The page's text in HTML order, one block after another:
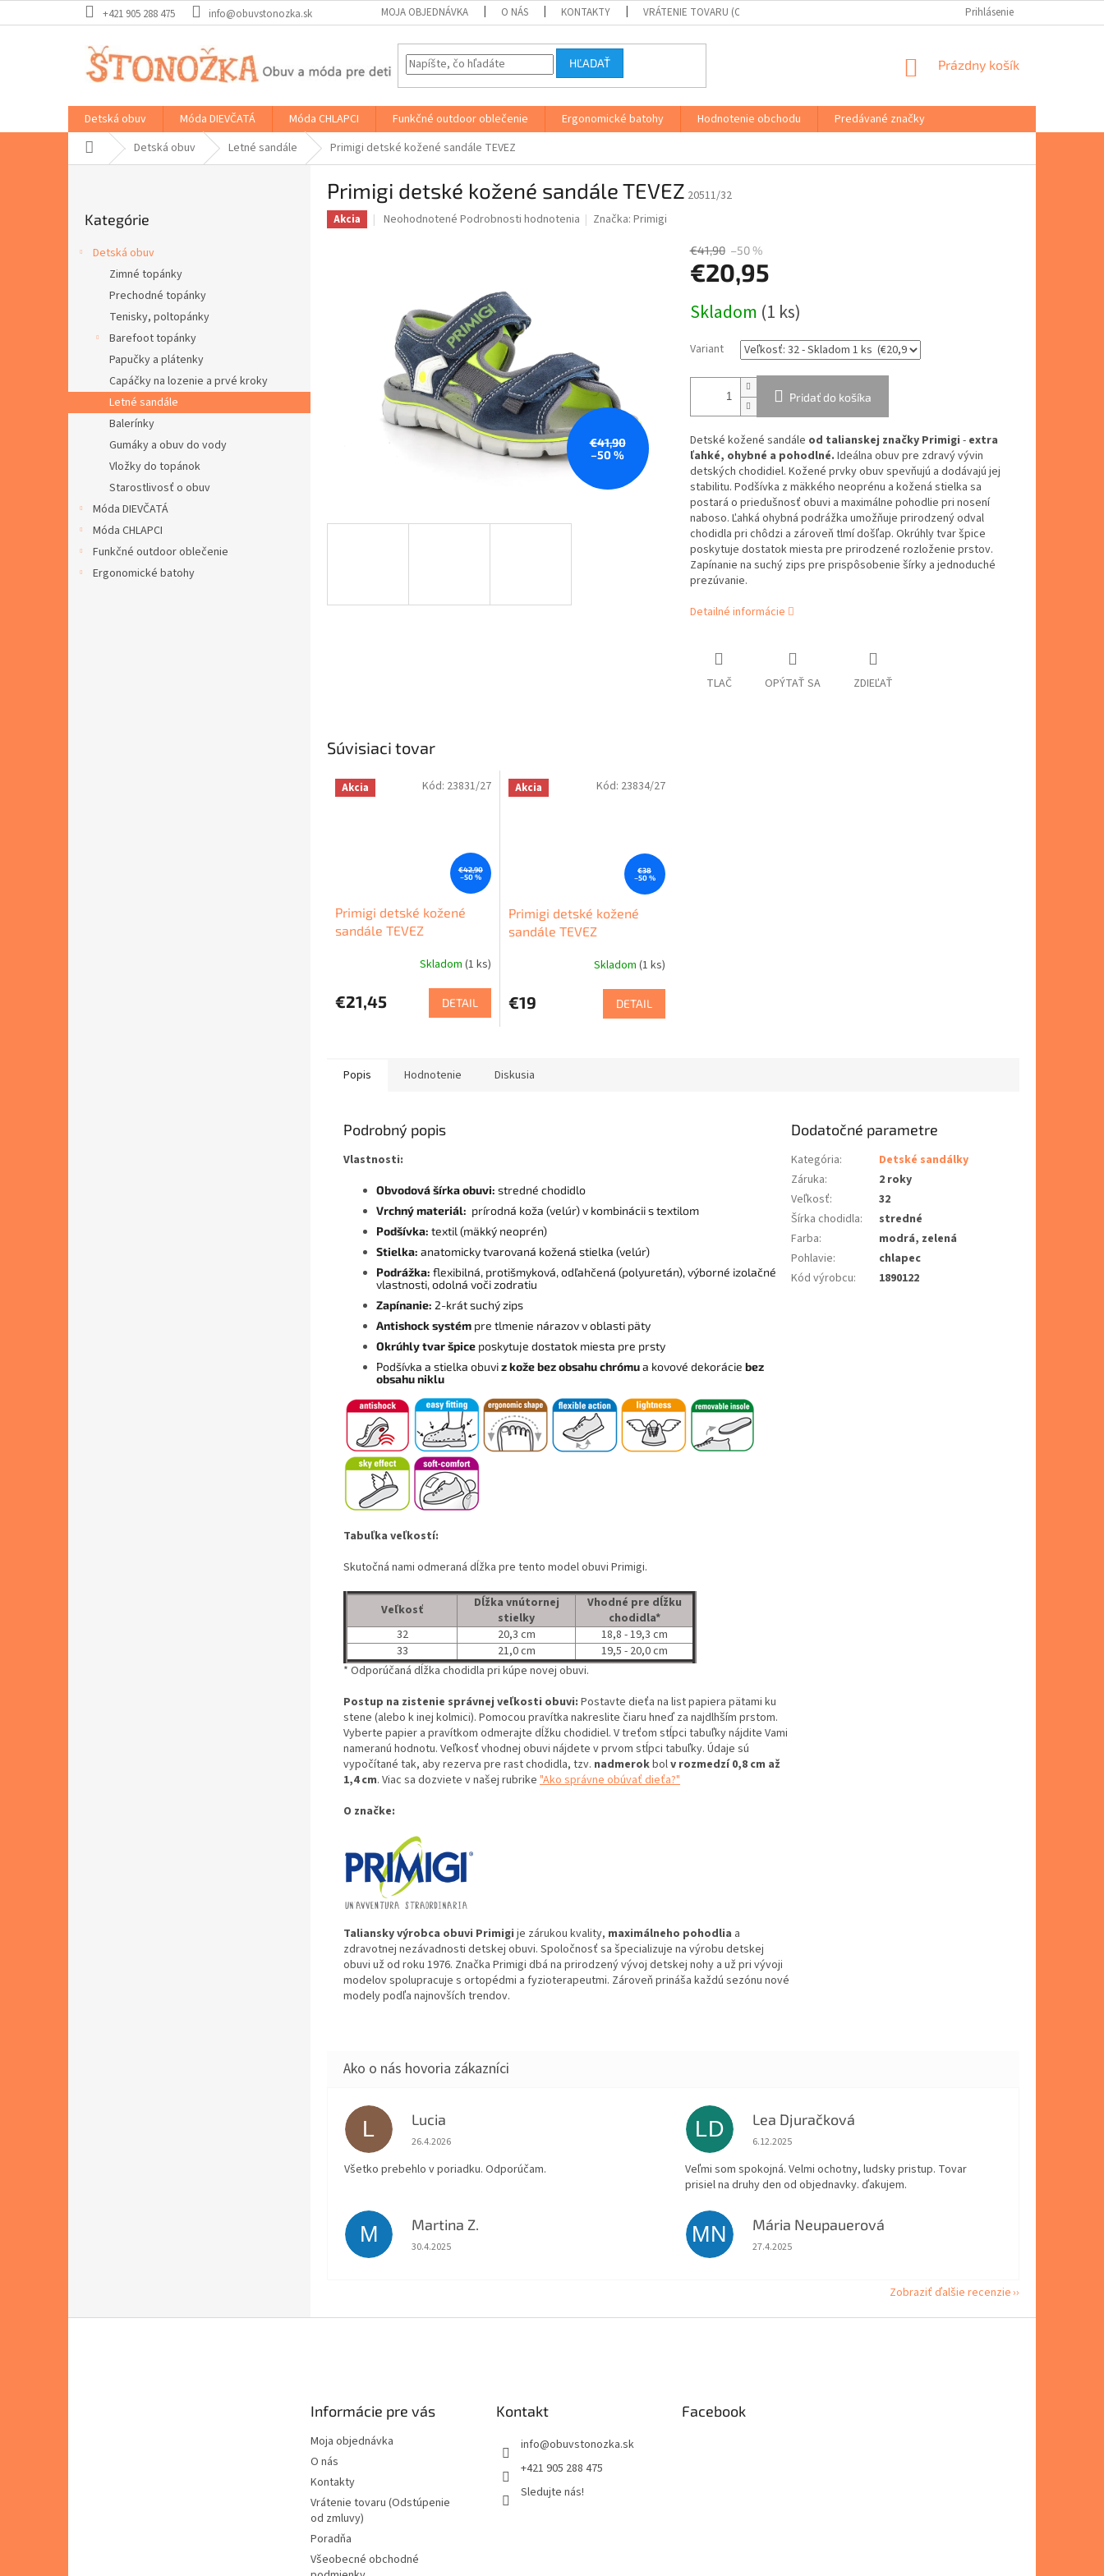
na
+421 905 288 475 info@obuvstonozka.sk MOJA OBJEDNÁVKA O NÁS KONTAKTY VRÁTENIE TOVARU (ODSTÚPENIE OD ZMLUVY) VŠEOBECNÉ OBCHODNÉ
Prihlásenie
HĽADAŤ
NÁKUPNÝ
Prázdny košík
Detská obuv Móda DIEVČATÁ Móda CHLAPCI Funkčné outdoor oblečenie Ergonomické batohy Hodnotenie obchodu
Predávané značky
DomovDetská obuv Letné sandále Primigi detské kožené sandále TEVEZ
kategórie
Kategórie
Detská obuv
Zimné topánky
Prechodné topánky
Tenisky, poltopánky
Barefoot topánky
Papučky a plátenky
Capáčky na lozenie a prvé kroky
Letné sandále
Balerínky
Gumáky a obuv do vody
Vložky do topánok
Starostlivosť o obuv
Móda DIEVČATÁ
Móda CHLAPCI
Funkčné outdoor oblečenie
Ergonomické batohy
Primigi detské kožené sandále TEVEZ 20511/32
Akcia
Priemerné
hviezdičiek.
Neohodnotené Podrobnosti hodnotenia Značka:Primigi
€41,90
–50 %
€41,90 –50 %
€20,95
cena:
Skladom (1 ks)
Variant
Pridať do košíka
Detské kožené sandále od talianskej značky Primigi -extra
ľahké, ohybné a pohodlné. Ideálna obuv pre zdravý vývin
detských chodidiel. Kožené prvky obuv spevňujú a dodávajú jej
stabilitu. Podšívka z mäkkého neoprénu a kožená stielka sa
postará o priedušnosť obuvi a maximálne pohodlie pri nosení
naboso. Ľahká ohybná podrážka umožňuje prirodzený odval
chodidla pri chôdzi a zároveň tlmí došľap. Okrúhly tvar špice
poskytuje dostatok miesta pre prirodzené rozloženie prstov.
Zapínanie na suchý zips pre prispôsobenie šírky a jednoduché
prezúvanie.
Detailné informácie
TLAČ OPÝTAŤ SA ZDIEĽAŤ
Súvisiaci tovar
Akcia
€42,90
–50 %
Primigi detské kožené
sandále TEVEZ
Skladom (1 ks)
€21,45 DETAIL
Kód: 23831/27 Akcia
€38
–50 %
Primigi detské kožené
sandále TEVEZ
Skladom (1 ks)
€19 DETAIL
Kód: 23834/27
Popis Hodnotenie Diskusia
Podrobný popis
Vlastnosti:
Obvodová šírka obuvi: stredné chodidlo
Vrchný materiál: prírodná koža (velúr) v kombinácii s textilom
Podšívka: textil (mäkký neoprén)
Stielka: anatomicky tvarovaná kožená stielka (velúr)
Podrážka: flexibilná, protišmyková, odľahčená (polyuretán), výborné izolačné
vlastnosti, odolná voči zodratiu
Zapínanie: 2-krát suchý zips
Antishock systém pre tlmenie nárazov v oblasti päty
Okrúhly tvar špice poskytuje dostatok miesta pre prsty
Podšívka a stielka obuviz kože bez obsahu chrómua kovové dekorácie bez
obsahu niklu
Tabuľka veľkostí:
Skutočná nami odmeraná dĺžka pre tento model obuvi Primigi.
Veľkosť
Dĺžka vnútornej
stielky
Vhodné pre dĺžku
chodidla*
32
20,3 cm
18,8 - 19,3 cm
33
21,0 cm
19,5 - 20,0 cm
* Odporúčaná dĺžka chodidla pri kúpe novej obuvi.
Postup na zistenie správnej veľkosti obuvi: Postavte dieťa na list papiera pätami ku
stene (alebo k inej kolmici). Pomocou pravítka nakreslite čiaru hneď za najdlhším prstom.
Vyberte papier a pravítkom odmerajte dĺžku chodidiel. V treťom stĺpci tabuľky nájdite Vami
nameranú hodnotu. Veľkosť vhodnej obuvi nájdete v prvom stĺpci tabuľky. Údaje sú
vypočítané tak, aby rezerva pre rast chodidla, tzv. nadmerokbolv rozmedzí 0,8 cm až
1,4 cm. Viac sa dozviete v našej rubrike "Ako správne obúvať dieťa?"
O značke:
Taliansky výrobca obuvi Primigi je zárukou kvality, maximálneho pohodlia a
zdravotnej nezávadnosti detskej obuvi. Spoločnosť sa špecializuje na výrobu detskej
obuvi už od roku 1976. Značka Primigi dbá na prirodzený vývoj detskej nohy a už pri vývoji
modelov spolupracuje s ortopédmi a fyzioterapeutmi. Zároveň prináša každú sezónu nové
modely podľa najnovších trendov.
Dodatočné parametre
Kategória:
Detské sandálky
Záruka:
2 roky
Veľkosť:
32
Šírka chodidla:
stredné
Farba:
modrá, zelená
Pohlavie:
chlapec
Kód výrobcu: 1890122
L Lucia
Hodnotenie obchodu je 5 z 5 hviezdičiek.
26.4.2026
Všetko prebehlo v poriadku. Odporúčam.
LD Lea Djuračková
Hodnotenie obchodu je 5 z 5 hviezdičiek.
6.12.2025
Veľmi som spokojná. Velmi ochotny, ludsky pristup. Tovar
prisiel na druhy den od objednavky. ďakujem.
M Martina Z.
Hodnotenie obchodu je 5 z 5 hviezdičiek.
30.4.2025
MN Mária Neupauerová
Hodnotenie obchodu je 5 z 5 hviezdičiek.
27.4.2025
Zobraziť ďalšie recenzie
Informácie pre vás
Moja objednávka
O nás
Kontakty
Vrátenie tovaru (Odstúpenie
od zmluvy)
Poradňa
Všeobecné obchodné
Kontakt
info@obuvstonozka.sk
+421 905 288 475
Sledujte nás!
Facebook